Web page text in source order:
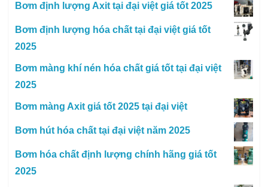
Bơm định lượng Axit tại đại việt giá tốt 2025
Bơm định lượng hóa chất tại đại việt giá tốt
2025
Bơm màng khí nén hóa chất giá tốt tại đại việt
2025
Bơm màng Axit giá tốt 2025 tại đại việt
Bơm hút hóa chất tại đại việt năm 2025
Bơm hóa chất định lượng chính hãng giá tốt
2025